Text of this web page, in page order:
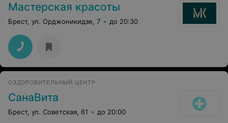
Мастерская красоты
Брест, ул. Орджоникидзе, 7 до 20:30
ОЗДОРОВИТЕЛЬНЫЙ ЦЕНТР
СанаВита
Брест, ул. Советская, 61 до 20:00